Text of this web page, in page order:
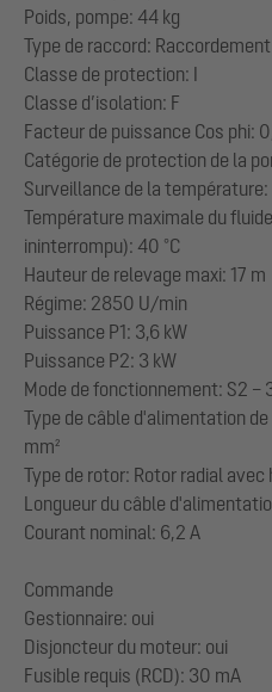
Poids, pompe: 44 kg
Type de raccord:
Classe de protection: I
Classe d’isolation: F
Facteur de puissance Cos phi:
Catégorie de protection de la
Surveillance de la température:
Température maximale du
ininterrompu): 40 °C
Hauteur de relevage maxi: 17 m
Régime: 2850 U/min
Puissance P1: 3,6 kW
Puissance P2: 3 kW
Mode de fonctionnement: S2 –
Type de câble d'alimentation de
mm²
Type de rotor: Rotor radial avec
Longueur du câble
Courant nominal: 6,2 A
Commande
Gestionnaire: oui
Disjoncteur du moteur: oui
Fusible requis (RCD): 30 mA